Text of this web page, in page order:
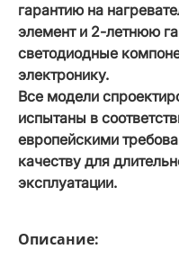
гарантию на
элемент и 2-летнюю
светодиодные
электронику.
Все модели
испытаны в
европейскими
качеству для
эксплуатации.
Описание: